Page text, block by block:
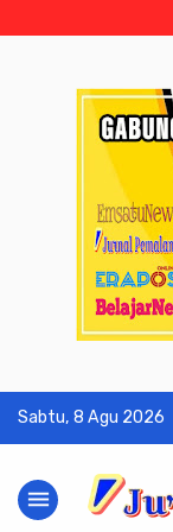
Sabtu, 8 Agu 2026
menu